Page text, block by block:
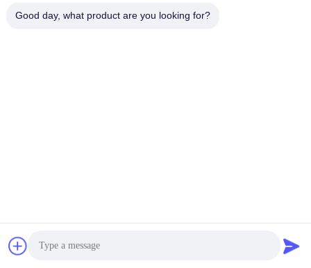
R902092531AA6VM160HD2/63W-VSD527B-E
R902092128AA6VM160HD2D/63W-VSD520B-E
R902092895
Good day, what product are you looking for?